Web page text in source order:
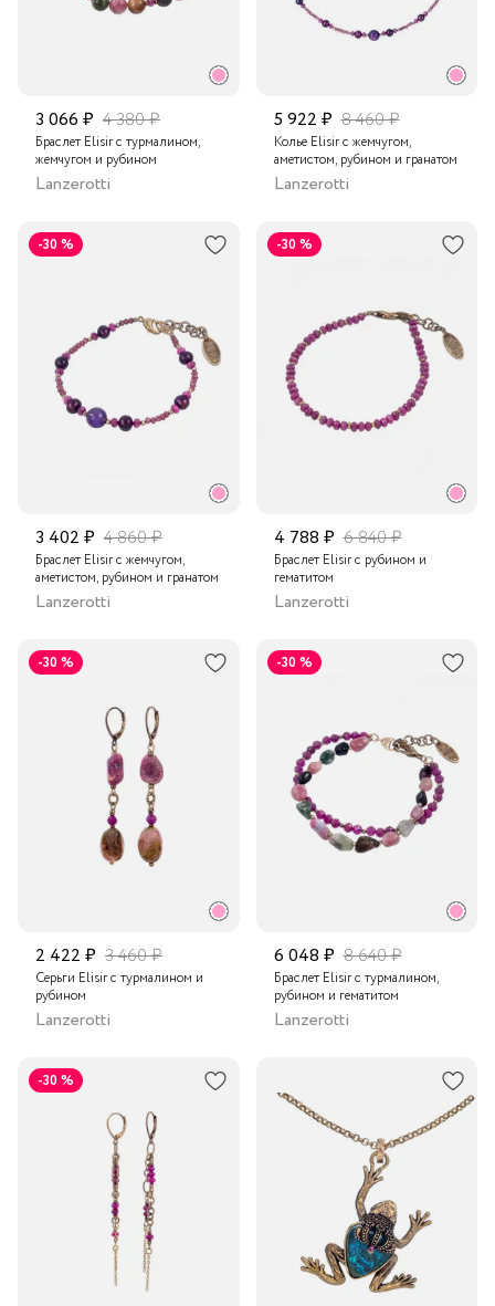
3 066 ₽ 4 380 ₽
Браслет Elisir с турмалином,
жемчугом и рубином
Lanzerotti
5 922 ₽ 8 460 ₽
Колье Elisir с жемчугом,
аметистом, рубином и гранатом
Lanzerotti
-30 %
3 402 ₽ 4 860 ₽
Браслет Elisir с жемчугом,
аметистом, рубином и гранатом
Lanzerotti
-30 %
4 788 ₽ 6 840 ₽
Браслет Elisir с рубином и
гематитом
Lanzerotti
-30 %
2 422 ₽ 3 460 ₽
Серьги Elisir с турмалином и
рубином
Lanzerotti
-30 %
6 048 ₽ 8 640 ₽
Браслет Elisir с турмалином,
рубином и гематитом
Lanzerotti
-30 %